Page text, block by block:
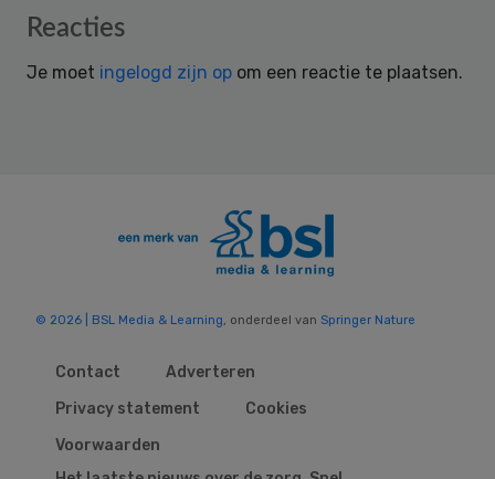
Reader
Reacties
Je moet ingelogd zijn op om een reactie te plaatsen.
© 2026 | BSL Media & Learning, onderdeel van Springer Nature
Contact
Adverteren
Privacy statement
Cookies
Voorwaarden